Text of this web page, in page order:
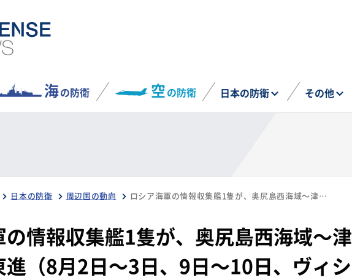
海の防衛 空の防衛 日本の防衛 その他
日本の防衛 周辺国の動向 ロシア海軍の情報収集艦1隻が、奥尻島西海域～津軽海峡を東進（8月2日～3日、9日～10日、ヴィシニャ級）
の情報収集艦1隻が、奥尻島西海域～津
進（8月2日～3日、9日～10日、ヴィシ